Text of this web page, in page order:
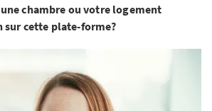
chambre ou votre logement
sur cette plate-forme?